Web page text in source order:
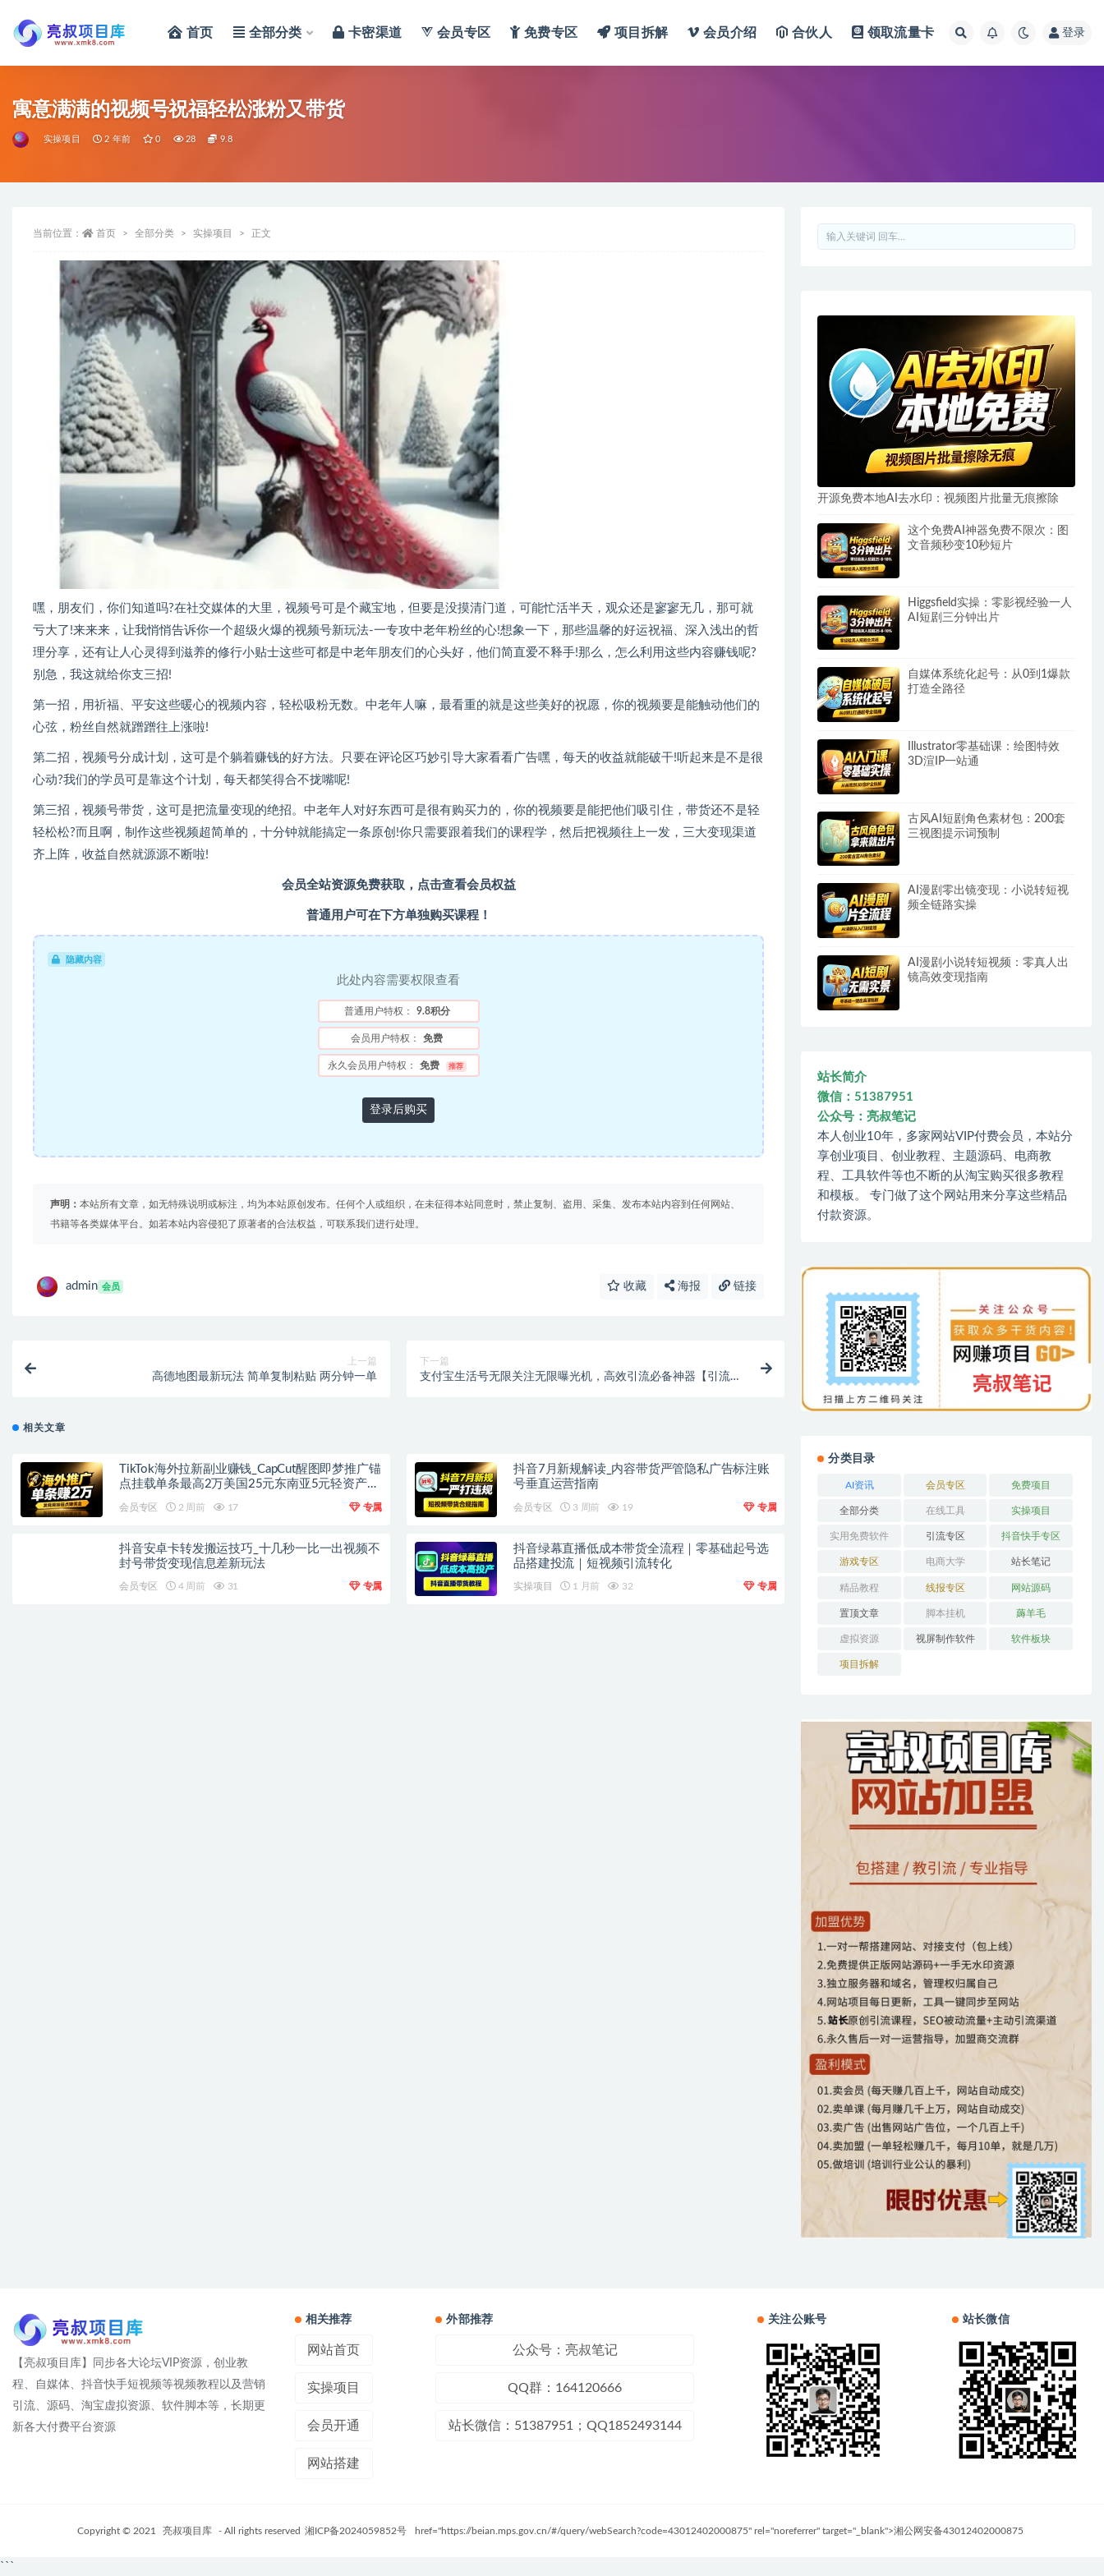
首页 全部分类 卡密渠道 会员专区 免费专区 项目拆解 会员介绍 合伙人 领取流量卡 登录
寓意满满的视频号祝福轻松涨粉又带货
实操项目 2 年前 0 28 9.8
当前位置： 首页 全部分类 实操项目 正文
嘿，朋友们，你们知道吗?在社交媒体的大里，视频号可是个藏宝地，但要是没摸清门道，可能忙活半天，观众还是寥寥无几，那可就
亏大了!来来来，让我悄悄告诉你一个超级火爆的视频号新玩法-一专攻中老年粉丝的心!想象一下，那些温馨的好运祝福、深入浅出的哲
理分享，还有让人心灵得到滋养的修行小贴士这些可都是中老年朋友们的心头好，他们简直爱不释手!那么，怎么利用这些内容赚钱呢?
别急，我这就给你支三招!
第一招，用祈福、平安这些暖心的视频内容，轻松吸粉无数。中老年人嘛，最看重的就是这些美好的祝愿，你的视频要是能触动他们的
心弦，粉丝自然就蹭蹭往上涨啦!
第二招，视频号分成计划，这可是个躺着赚钱的好方法。只要在评论区巧妙引导大家看看广告嘿，每天的收益就能破干!听起来是不是很
心动?我们的学员可是靠这个计划，每天都笑得合不拢嘴呢!
第三招，视频号带货，这可是把流量变现的绝招。中老年人对好东西可是很有购买力的，你的视频要是能把他们吸引住，带货还不是轻
轻松松?而且啊，制作这些视频超简单的，十分钟就能搞定一条原创!你只需要跟着我们的课程学，然后把视频往上一发，三大变现渠道
齐上阵，收益自然就源源不断啦!
会员全站资源免费获取，点击查看会员权益
普通用户可在下方单独购买课程！
隐藏内容
此处内容需要权限查看
普通用户特权： 9.8积分
会员用户特权： 免费
永久会员用户特权： 免费 推荐
登录后购买
声明： 本站所有文章，如无特殊说明或标注，均为本站原创发布。任何个人或组织，在未征得本站同意时，禁止复制、盗用、采集、发布本站内容到任何网站、
书籍等各类媒体平台。如若本站内容侵犯了原著者的合法权益，可联系我们进行处理。
admin 会员 收藏 海报 链接
上一篇
高德地图最新玩法 简单复制粘贴 两分钟一单
下一篇
支付宝生活号无限关注无限曝光机，高效引流必备神器【引流脚
相关文章
TikTok海外拉新副业赚钱_CapCut醒图即梦推广锚
点挂载单条最高2万美国25元东南亚5元轻资产上
会员专区 2 周前 17 专属
抖音7月新规解读_内容带货严管隐私广告标注账
号垂直运营指南
会员专区 3 周前 19 专属
抖音安卓卡转发搬运技巧_十几秒一比一出视频不
封号带货变现信息差新玩法
会员专区 4 周前 31 专属
抖音绿幕直播低成本带货全流程｜零基础起号选
品搭建投流｜短视频引流转化
实操项目 1 月前 32 专属
开源免费本地AI去水印：视频图片批量无痕擦除
这个免费AI神器免费不限次：图
文音频秒变10秒短片
Higgsfield实操：零影视经验一人
AI短剧三分钟出片
自媒体系统化起号：从0到1爆款
打造全路径
Illustrator零基础课：绘图特效
3D渲IP一站通
古风AI短剧角色素材包：200套
三视图提示词预制
AI漫剧零出镜变现：小说转短视
频全链路实操
AI漫剧小说转短视频：零真人出
镜高效变现指南
站长简介
微信：51387951
公众号：亮叔笔记
本人创业10年，多家网站VIP付费会员，本站分
享创业项目、创业教程、主题源码、电商教
程、工具软件等也不断的从淘宝购买很多教程
和模板。 专门做了这个网站用来分享这些精品
付款资源。
分类目录
AI资讯 会员专区 免费项目
全部分类 在线工具 实操项目
实用免费软件 引流专区 抖音快手专区
游戏专区 电商大学 站长笔记
精品教程 线报专区 网站源码
置顶文章 脚本挂机 薅羊毛
虚拟资源 视屏制作软件 软件板块
项目拆解
【亮叔项目库】同步各大论坛VIP资源，创业教
程、自媒体、抖音快手短视频等视频教程以及营销
引流、源码、淘宝虚拟资源、软件脚本等，长期更
新各大付费平台资源
相关推荐
网站首页
实操项目
会员开通
网站搭建
外部推荐
公众号：亮叔笔记
QQ群：164120666
站长微信：51387951；QQ1852493144
关注公账号 站长微信
Copyright © 2021 亮叔项目库 - All rights reserved 湘ICP备2024059852号 href="https://beian.mps.gov.cn/#/query/webSearch?code=43012402000875" rel="noreferrer" target="_blank">湘公网安备43012402000875
```